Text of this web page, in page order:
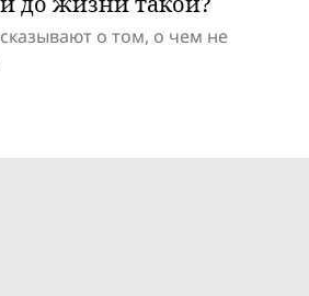
о том, о чем не